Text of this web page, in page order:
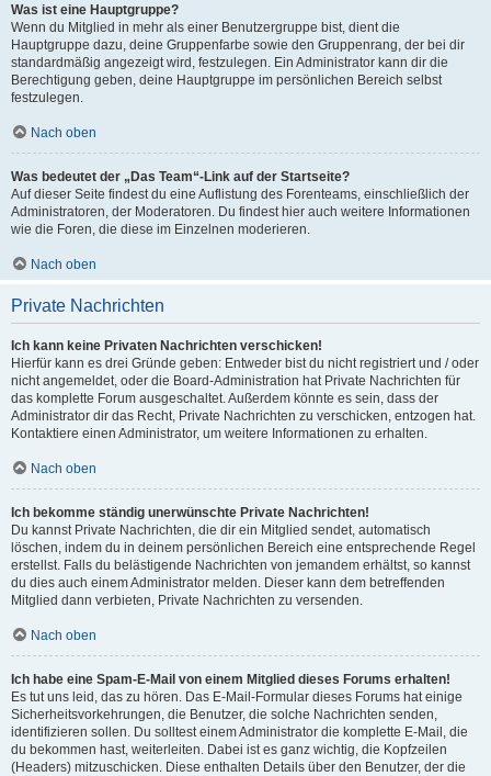
Was ist eine Hauptgruppe?
Wenn du Mitglied in mehr als einer Benutzergruppe bist, dient die
Hauptgruppe dazu, deine Gruppenfarbe sowie den Gruppenrang, der bei dir
standardmäßig angezeigt wird, festzulegen. Ein Administrator kann dir die
Berechtigung geben, deine Hauptgruppe im persönlichen Bereich selbst
festzulegen.
Nach oben
Was bedeutet der „Das Team“-Link auf der Startseite?
Auf dieser Seite findest du eine Auflistung des Forenteams, einschließlich der
Administratoren, der Moderatoren. Du findest hier auch weitere Informationen
wie die Foren, die diese im Einzelnen moderieren.
Nach oben
Private Nachrichten
Ich kann keine Privaten Nachrichten verschicken!
Hierfür kann es drei Gründe geben: Entweder bist du nicht registriert und / oder
nicht angemeldet, oder die Board-Administration hat Private Nachrichten für
das komplette Forum ausgeschaltet. Außerdem könnte es sein, dass der
Administrator dir das Recht, Private Nachrichten zu verschicken, entzogen hat.
Kontaktiere einen Administrator, um weitere Informationen zu erhalten.
Nach oben
Ich bekomme ständig unerwünschte Private Nachrichten!
Du kannst Private Nachrichten, die dir ein Mitglied sendet, automatisch
löschen, indem du in deinem persönlichen Bereich eine entsprechende Regel
erstellst. Falls du belästigende Nachrichten von jemandem erhältst, so kannst
du dies auch einem Administrator melden. Dieser kann dem betreffenden
Mitglied dann verbieten, Private Nachrichten zu versenden.
Nach oben
Ich habe eine Spam-E-Mail von einem Mitglied dieses Forums erhalten!
Es tut uns leid, das zu hören. Das E-Mail-Formular dieses Forums hat einige
Sicherheitsvorkehrungen, die Benutzer, die solche Nachrichten senden,
identifizieren sollen. Du solltest einem Administrator die komplette E-Mail, die
du bekommen hast, weiterleiten. Dabei ist es ganz wichtig, die Kopfzeilen
(Headers) mitzuschicken. Diese enthalten Details über den Benutzer, der die